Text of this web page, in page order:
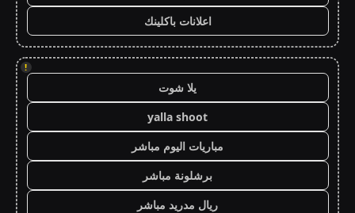
اعلانات باكلينك
!
يلا شوت
yalla shoot
مباريات اليوم مباشر
برشلونة مباشر
ريال مدريد مباشر